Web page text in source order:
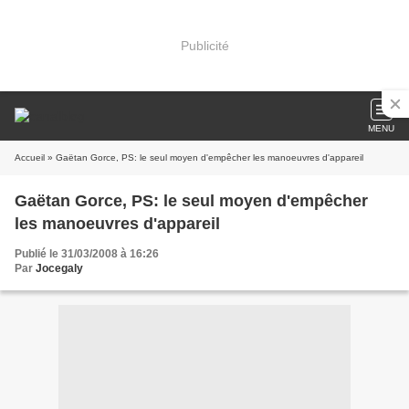
Publicité
MENU
Accueil » Gaëtan Gorce, PS: le seul moyen d'empêcher les manoeuvres d'appareil
Gaëtan Gorce, PS: le seul moyen d'empêcher
les manoeuvres d'appareil
Publié le 31/03/2008 à 16:26
Par Jocegaly